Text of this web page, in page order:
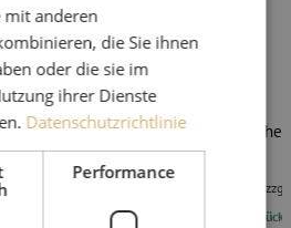
Satz, 16/14mm,
Inkl. MwSt.
STC,
Stück
mit anderen
die Sie ihnen
oder die sie im
ihrer Dienste
Datenschutzrichtlinie
Performance